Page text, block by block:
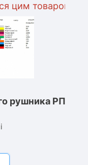
товаром
рушника РП